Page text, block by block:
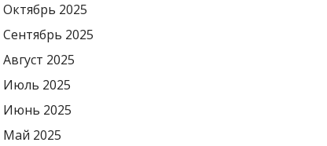
Октябрь 2025
Сентябрь 2025
Август 2025
Июль 2025
Июнь 2025
Май 2025